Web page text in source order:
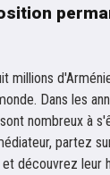
millions
Dans les
nombreux à
partez
découvrez leur